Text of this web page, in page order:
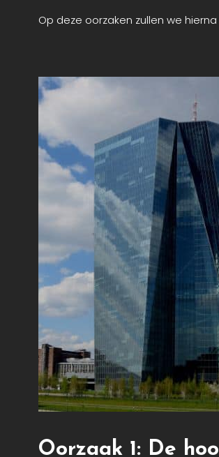
Op deze oorzaken zullen we
Oorzaak 1: De